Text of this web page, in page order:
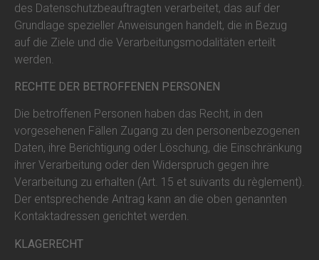
des Datenschutzbeauftragten verarbeitet, das auf der
Grundlage spezieller Anweisungen handelt, die in Bezug
auf die Ziele und die Verarbeitungsmodalitäten erteilt
werden.
RECHTE DER BETROFFENEN PERSONEN
Die betroffenen Personen haben das Recht, in den
vorgesehenen Fällen Zugang zu den personenbezogenen
Daten, ihre Berichtigung oder Löschung, die Einschränkung
ihrer Verarbeitung oder den Widerspruch gegen ihre
Verarbeitung zu erhalten (Art. 15 et suivants du règlement).
Der entsprechende Antrag kann an die oben genannten
Kontaktadressen gerichtet werden.
KLAGERECHT